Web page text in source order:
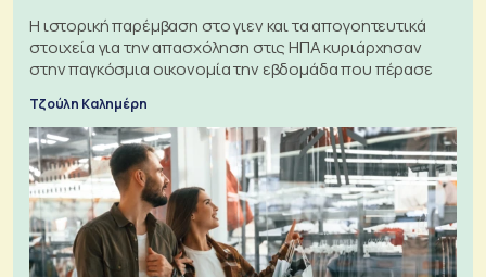
Η ιστορική παρέμβαση στο γιεν και τα απογοητευτικά
στοιχεία για την απασχόληση στις ΗΠΑ κυριάρχησαν
στην παγκόσμια οικονομία την εβδομάδα που πέρασε
Τζούλη Καλημέρη